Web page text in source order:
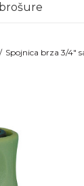
Spojnica brza 3/4"